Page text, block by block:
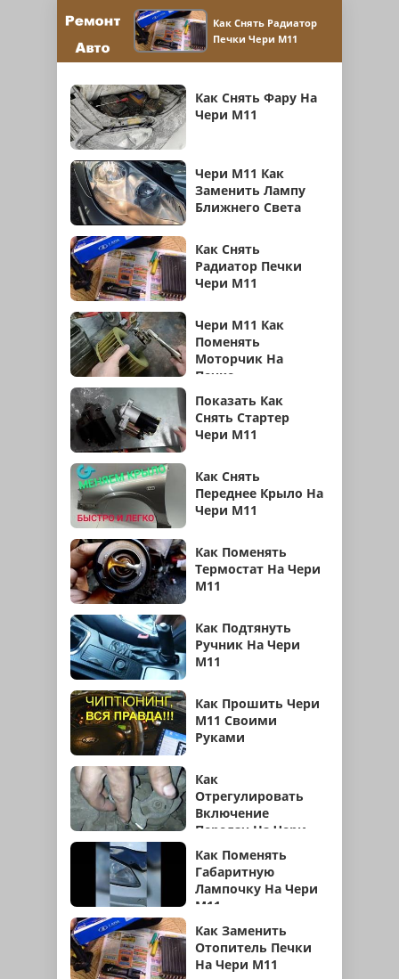
Как Снять Радиатор
Печки Чери М11
Как Снять Фару На
Чери М11
Чери М11 Как
Заменить Лампу
Ближнего Света
Как Снять
Радиатор Печки
Чери М11
Чери М11 Как
Поменять
Моторчик На
Печке
Показать Как
Снять Стартер
Чери М11
Как Снять
Переднее Крыло На
Чери М11
Как Поменять
Термостат На Чери
М11
Как Подтянуть
Ручник На Чери
М11
Как Прошить Чери
М11 Своими
Руками
Как
Отрегулировать
Включение
Передач На Чери
М11
Как Поменять
Габаритную
Лампочку На Чери
М11
Как Заменить
Отопитель Печки
На Чери М11